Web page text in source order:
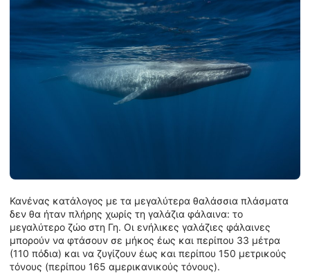
Κανένας κατάλογος με τα μεγαλύτερα θαλάσσια πλάσματα
δεν θα ήταν πλήρης χωρίς τη γαλάζια φάλαινα: το
μεγαλύτερο ζώο στη Γη. Οι ενήλικες γαλάζιες φάλαινες
μπορούν να φτάσουν σε μήκος έως και περίπου 33 μέτρα
(110 πόδια) και να ζυγίζουν έως και περίπου 150 μετρικούς
τόνους (περίπου 165 αμερικανικούς τόνους).